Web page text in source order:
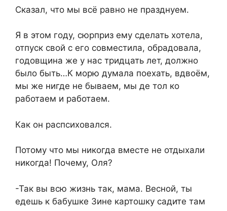
Сказал, что мы всё равно не празднуем.
Я в этом году, сюрприз ему сделать хотела,
отпуск свой с его совместила, обрадовала,
годовщина же у нас тридцать лет, должно
было быть…К морю думала поехать, вдвоём,
мы же нигде не бываем, мы де тол ко
работаем и работаем.
Как он распсиховался.
Потому что мы никогда вместе не отдыхали
никогда! Почему, Оля?
-Так вы всю жизнь так, мама. Весной, ты
едешь к бабушке Зине картошку садите там